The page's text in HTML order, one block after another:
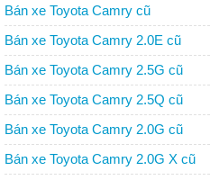
Bán xe Toyota Camry cũ
Bán xe Toyota Camry 2.0E cũ
Bán xe Toyota Camry 2.5G cũ
Bán xe Toyota Camry 2.5Q cũ
Bán xe Toyota Camry 2.0G cũ
Bán xe Toyota Camry 2.0G X cũ